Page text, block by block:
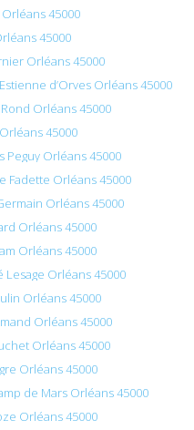
45000
45000
Orléans 45000
d’Orves Orléans 45000
Orléans 45000
45000
Peguy Orléans 45000
Fadette Orléans 45000
Orléans 45000
Orléans 45000
Orléans 45000
Lesage Orléans 45000
Orléans 45000
Orléans 45000
Orléans 45000
Orléans 45000
de Mars Orléans 45000
Orléans 45000